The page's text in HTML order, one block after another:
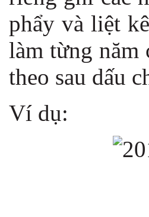
phẩy và liệt
làm từng
theo sau dấu
Ví dụ: